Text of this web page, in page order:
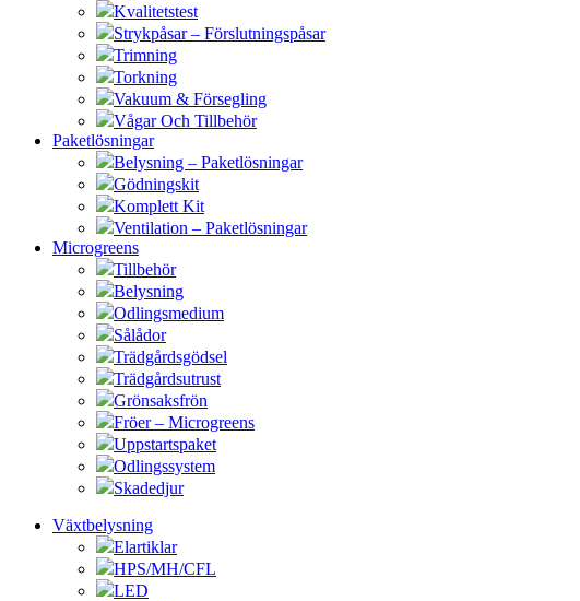
Kvalitetstest
Strykpåsar – Förslutningspåsar
Trimning
Torkning
Vakuum & Försegling
Vågar Och Tillbehör
Paketlösningar
Belysning – Paketlösningar
Gödningskit
Komplett Kit
Ventilation – Paketlösningar
Microgreens
Tillbehör
Belysning
Odlingsmedium
Sålådor
Trädgårdsgödsel
Trädgårdsutrust
Grönsaksfrön
Fröer – Microgreens
Uppstartspaket
Odlingssystem
Skadedjur
Växtbelysning
Elartiklar
HPS/MH/CFL
LED